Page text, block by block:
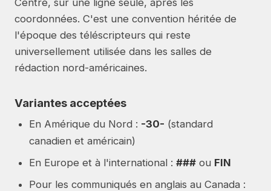
Centré, sur une ligne seule, après les
coordonnées. C'est une convention héritée de
l'époque des téléscripteurs qui reste
universellement utilisée dans les salles de
rédaction nord-américaines.
Variantes acceptées
En Amérique du Nord : -30- (standard
canadien et américain)
En Europe et à l'international : ### ou FIN
Pour les communiqués en anglais au Canada :